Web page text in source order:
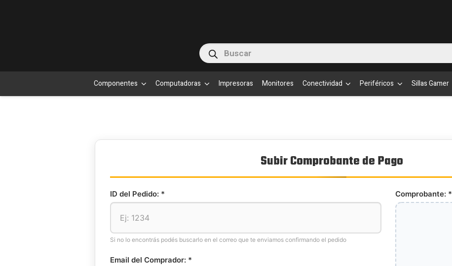
Búsqueda
de
Componentes Computadoras Impresoras Monitores Conectividad Periféricos Sillas Gamer
Subir Comprobante de Pago
ID del Pedido: *
Si no lo encontrás podés buscarlo en el correo que te enviamos confirmando el pedido
Email del Comprador: *
Comprobante: *